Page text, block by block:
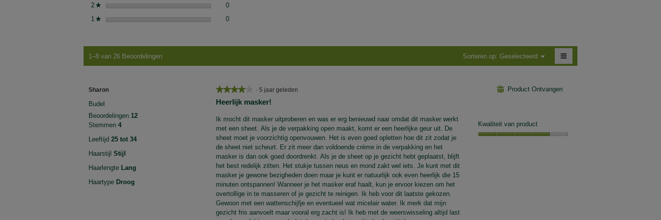
2 ★sterren 00 beoordelingen met 2 sterren.
Selecteer om beoordelingen te filteren met 2 sterren.
1 ★sterren 00 beoordelingen met 1 ster.
Selecteer om beoordelingen met 1 ster te filteren.
Sorteren op: Geselecteerd ▼
Menu ≡
Als
inhoud
Sharon
Budel
Beoordelingen 12
Stemmen 4
Leeftijd 25 tot 34
Haarstijl Stijl
Haarlengte Lang
Haartype Droog
⊞ Product Ontvangen
★★★★★
★★★★★
4
5
sterren.
· 5 jaar geleden
Heerlijk masker!
Ik mocht dit masker uitproberen en was er erg benieuwd naar omdat dit masker werkt
met een sheet. Als je de verpakking open maakt, komt er een heerlijke geur uit. De
sheet moet je voorzichtig openvouwen. Het is even goed opletten hoe dit zit zodat je
de sheet niet scheurt. Er zit meer dan voldoende crème in de verpakking en het
masker is dan ook goed doordrenkt. Als je de sheet op je gezicht hebt geplaatst, blijft
het best redelijk zitten. Het stukje tussen neus en mond zakt wel iets. Je kunt met dit
masker je gewone bezigheden doen maar je kunt er natuurlijk ook even heerlijk die 15
minuten ontspannen! Wanneer je het masker eraf haalt, kun je ervoor kiezen om het
overtollige in te masseren of je gezicht te reinigen. Ik heb voor dit laatste gekozen.
Gewoon met een wattenschijfje en eventueel wat micelair water. Ik merk dat mijn
gezicht fris aanvoelt maar vooral erg zacht is! Ik heb met de weerswisseling altijd last
Kwaliteit van product